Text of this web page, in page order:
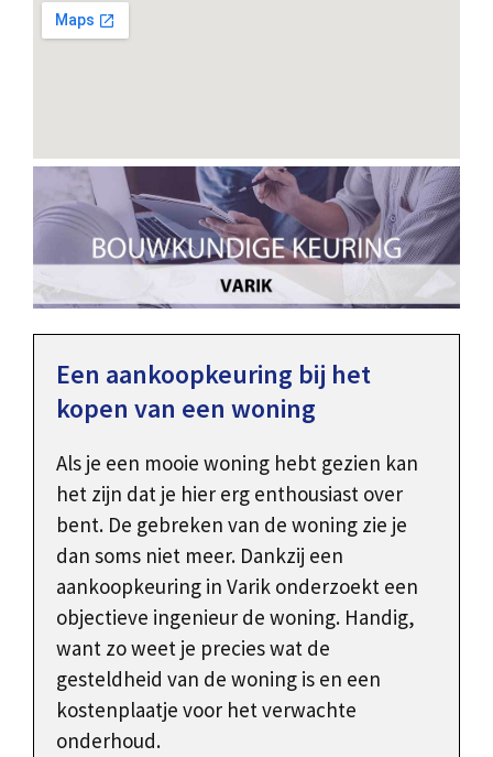
Een aankoopkeuring bij het
kopen van een woning
Als je een mooie woning hebt gezien kan
het zijn dat je hier erg enthousiast over
bent. De gebreken van de woning zie je
dan soms niet meer. Dankzij een
aankoopkeuring in Varik onderzoekt een
objectieve ingenieur de woning. Handig,
want zo weet je precies wat de
gesteldheid van de woning is en een
kostenplaatje voor het verwachte
onderhoud.